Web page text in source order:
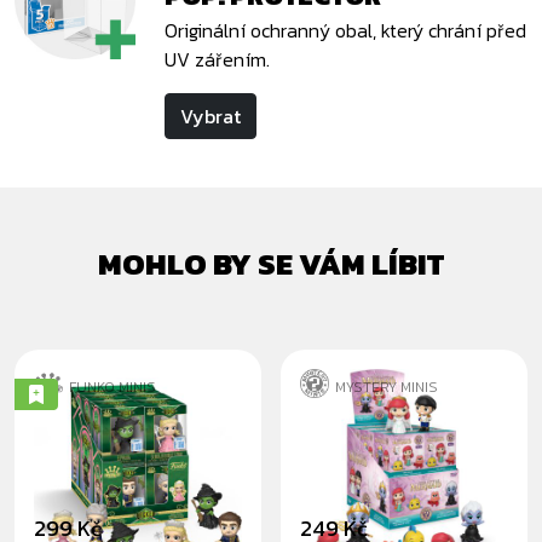
Originální ochranný obal, který chrání před
UV zářením.
Vybrat
MOHLO BY SE VÁM LÍBIT
FUNKO MINIS
WICKED - MINIS
299 Kč
MYSTERY MINIS
MALÁ MOŘSKÁ
VÍLA - BLINDBOX
249 Kč